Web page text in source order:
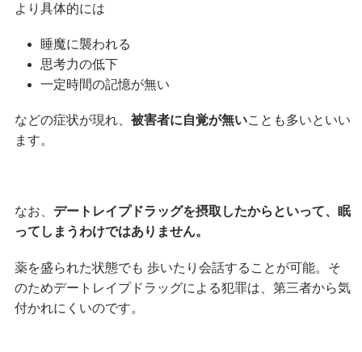
より具体的には
睡魔に襲われる
思考力の低下
一定時間の記憶が無い
などの症状が現れ、 被害者に自覚が無いことも多いといい
ます。
なお、 デートレイプドラッグを摂取したからといって、眠
ってしまうわけではありません。
薬を盛られた状態でも 歩いたり会話することが可能。そ
のためデートレイプドラッグによる犯罪は、第三者から気
付かれにくいのです。